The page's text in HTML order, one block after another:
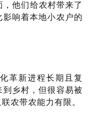
他们给农村带来了
响着本地小农户的
革新进程长期且复
乡村，但很容易被
农带农能力有限。